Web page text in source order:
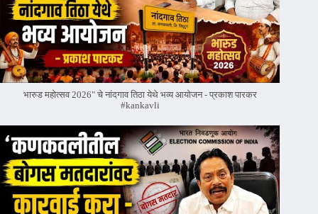
भारुड महोत्सव 2026" चे नांदगाव तिठा येथे भव्य आयोजन - प्रकाश पारकर
#kankavli